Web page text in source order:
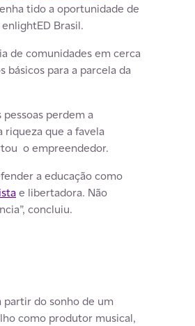
tido a oportunidade de
Brasil.
de comunidades em cerca
para a parcela da
perdem a
que a favela
o empreendedor.
a educação como
e libertadora. Não
concluiu.
partir do sonho de um
como produtor musical,